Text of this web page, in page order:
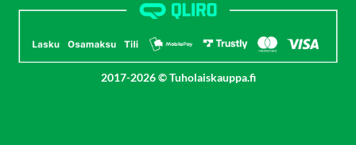
2017-2026 © Tuholaiskauppa.fi